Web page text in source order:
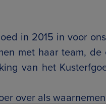
in 2015 in voor
met haar team,
van het
over als